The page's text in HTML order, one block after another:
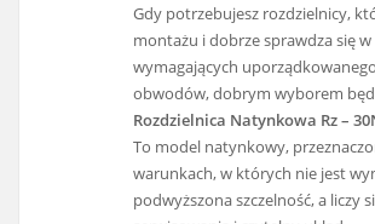
Gdy potrzebujesz rozdzielnicy,
montażu i dobrze sprawdza się w
wymagających
obwodów, dobrym wyborem
Rozdzielnica Natynkowa Rz –
To model natynkowy,
warunkach, w których nie jest
podwyższona szczelność, a liczy